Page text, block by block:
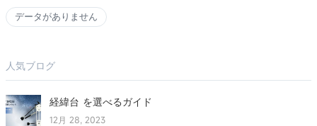
データがありません
人気ブログ
経緯台 を選べるガイド
12月 28, 2023